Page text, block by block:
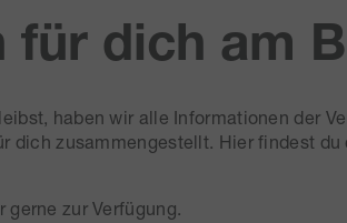
für dich am
haben wir alle Informationen der
dich zusammengestellt. Hier findest du
gerne zur Verfügung.